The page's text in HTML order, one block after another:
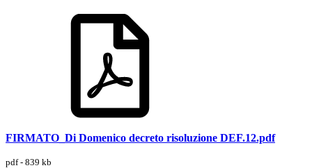
FIRMATO_Di Domenico decreto risoluzione DEF.12.pdf
pdf - 839 kb